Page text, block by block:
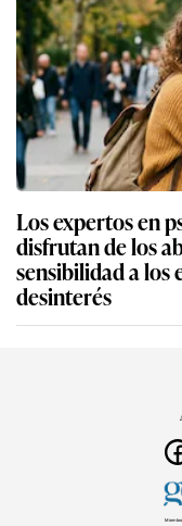
Los expertos en
disfrutan de los
sensibilidad a los
desinterés
Miembro